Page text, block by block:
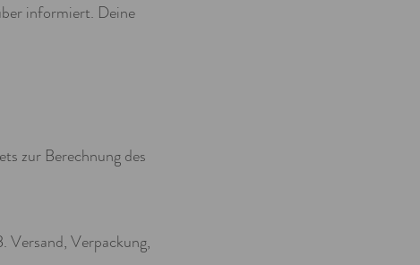
informiert. Deine
zur Berechnung des
Versand, Verpackung,